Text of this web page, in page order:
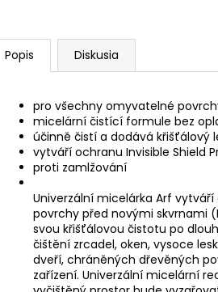
Popis Diskusia
pro všechny omyvatelné
micelární čistící formule bez
účinně čistí a dodává křišťálový
vytváří ochranu Invisible Shield
proti zamlžování
Univerzální micelárka Arf
povrchy před novými skvrnami
svou křišťálovou čistotu po
čištění zrcadel, oken, vysoce
dveří, chráněných dřevěných
zařízení. Univerzální micelární